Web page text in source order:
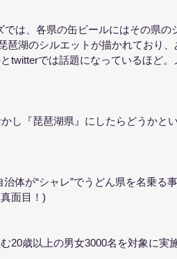
は、各県の缶ビールにはその県の
琶湖のシルエットが描かれており
twitterでは話題になっているほど。
し『琵琶湖県』にしたらどうかと
体が“シャレ”でうどん県を名乗る
面目！)
20歳以上の男女3000名を対象に実施